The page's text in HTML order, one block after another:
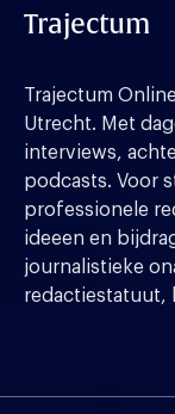
Trajectum
Trajectum
Utrecht. Met
interviews,
podcasts. Voor
professionele
ideeen en
journalistieke
redactiestatuut,